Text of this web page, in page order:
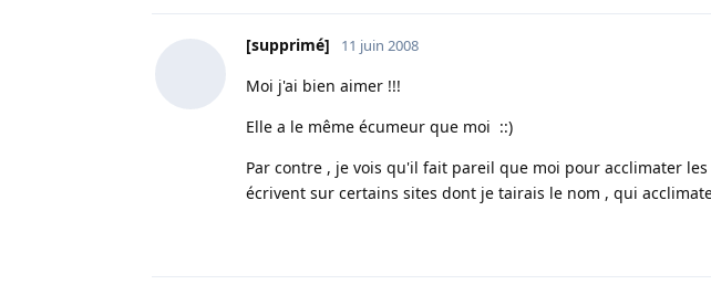
[supprimé] 11 juin 2008
Moi j'ai bien aimer !!!
Elle a le même écumeur que moi ::)
Par contre , je vois qu'il fait pareil que moi pour acclimater
écrivent sur certains sites dont je tairais le nom , qui